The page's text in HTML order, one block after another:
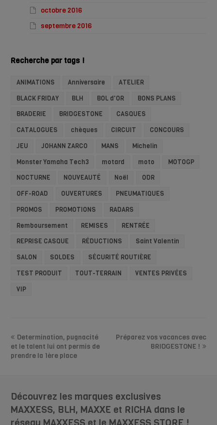
octobre 2016
septembre 2016
Recherche par tags !
ANIMATIONS Anniversaire
ATELIER
BLACK FRIDAY
BLH BOL d'OR
BONS PLANS
BRADERIE
BRIDGESTONE
CASQUES
CATALOGUES
chèques CIRCUIT
CONCOURS
JEU
JOHANN ZARCO MANS
Michelin
Monster Yamaha Tech3
motard moto
MOTOGP
NOCTURNE
NOUVEAUTÉ Noël
ODR
OFF-ROAD
OUVERTURES
PNEUMATIQUES
PROMOS
PROMOTIONS
RADARS
Remboursement
REMISES
RENTRÉE
REPRISE CASQUE
RÉDUCTIONS
Saint Valentin
SALON
SOLDES
SÉCURITÉ ROUTIÈRE
TEST PRODUIT
TOUT-TERRAIN
VENTES PRIVÉES
VIP
Determination, pugnacité
et le talent lui ont permis de
prendre la 1ère place
Préparez vos vacances avec
BRIDGESTONE !
Découvrez les marques exclusives
MAXXESS, BLH, MAXXE et RICHA dans le